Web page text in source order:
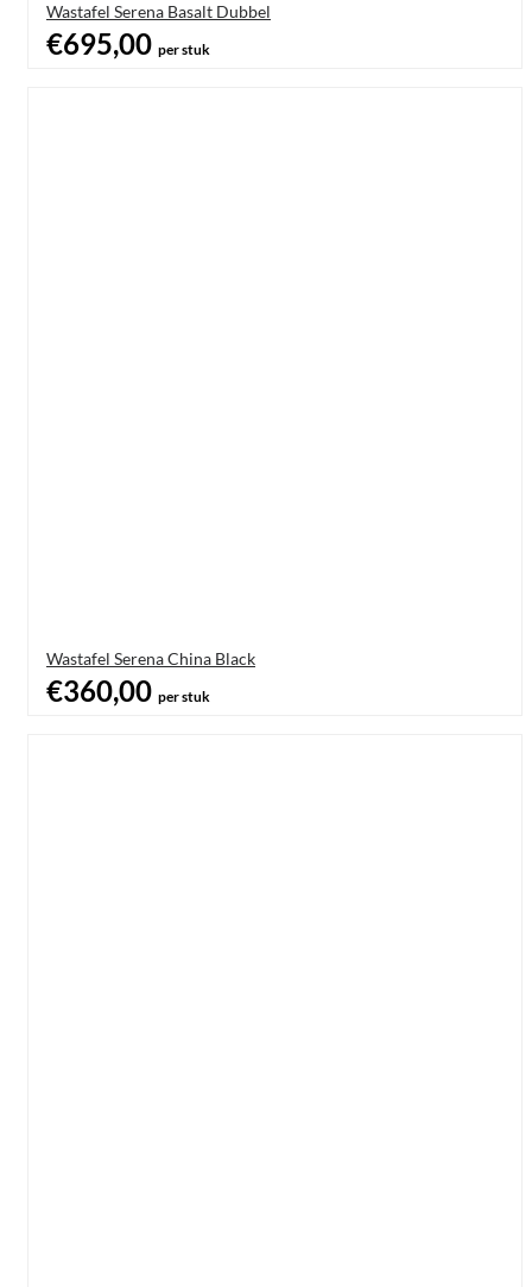
Wastafel Serena Basalt Dubbel
€695,00 per stuk
Wastafel Serena China Black
€360,00 per stuk